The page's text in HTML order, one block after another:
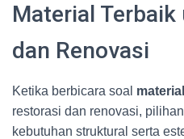
Material
dan Renovasi
Ketika berbicara soal
restorasi dan renovasi,
kebutuhan struktural serta